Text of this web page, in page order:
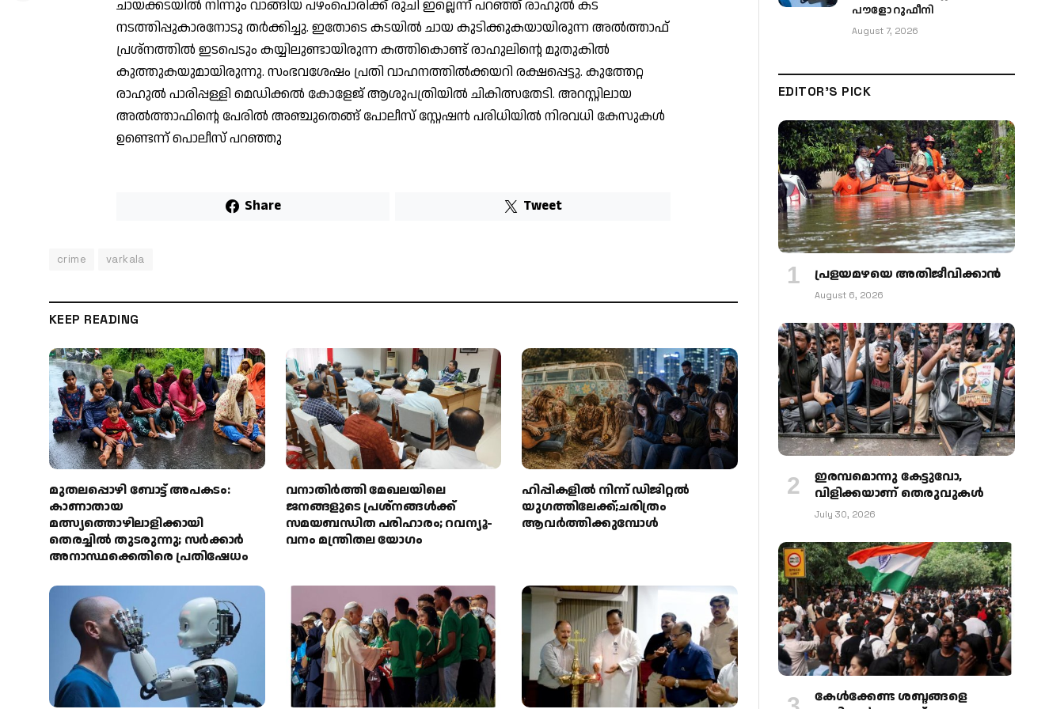
ചായക്കടയിൽ നിന്നും വാങ്ങിയ പഴംപൊരിക്ക് രുചി ഇല്ലെന്ന് പറഞ്ഞ് രാഹുൽ കട
നടത്തിപ്പുകാരനോടു തർക്കിച്ചു. ഇതോടെ കടയിൽ ചായ കുടിക്കുകയായിരുന്ന അൽത്താഫ്
പ്രശ്നത്തിൽ ഇടപെടും കയ്യിലുണ്ടായിരുന്ന കത്തികൊണ്ട് രാഹുലിന്റെ മുതുകിൽ
കുത്തുകയുമായിരുന്നു. സംഭവശേഷം പ്രതി വാഹനത്തിൽക്കയറി രക്ഷപ്പെട്ടു. കുത്തേറ്റ
രാഹുൽ പാരിപ്പള്ളി മെഡിക്കൽ കോളേജ് ആശുപത്രിയിൽ ചികിത്സതേടി. അറസ്റ്റിലായ
അൽത്താഫിന്റെ പേരിൽ അഞ്ചുതെങ്ങ് പോലീസ് സ്റ്റേഷൻ പരിധിയിൽ നിരവധി കേസുകൾ
ഉണ്ടെന്ന് പൊലീസ് പറഞ്ഞു
Share Tweet
crime varkala
KEEP READING
മുതലപ്പൊഴി ബോട്ട് അപകടം:
കാണാതായ
മത്സ്യത്തൊഴിലാളിക്കായി
തെരച്ചിൽ തുടരുന്നു; സർക്കാർ
അനാസ്ഥക്കെതിരെ പ്രതിഷേധം
വനാതിർത്തി മേഖലയിലെ
ജനങ്ങളുടെ പ്രശ്നങ്ങൾക്ക്
സമയബന്ധിത പരിഹാരം; റവന്യൂ-
വനം മന്ത്രിതല യോഗം
ഹിപ്പികളില്‍ നിന്ന് ഡിജിറ്റല്‍
യുഗത്തിലേക്ക്;ചരിത്രം
ആവര്‍ത്തിക്കുമ്പോള്‍
പൗളോ റുഫീനി
August 7, 2026
EDITOR'S PICK
പ്രളയമഴയെ അതിജീവിക്കാന്‍
August 6, 2026
ഇരമ്പമൊന്നു കേട്ടുവോ,
വിളിക്കയാണ് തെരുവുകള്‍
July 30, 2026
കേള്‍ക്കേണ്ട ശബ്ദങ്ങളെ